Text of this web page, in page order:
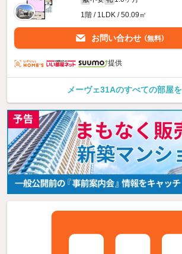
1階 / 1LDK / 50.09㎡
お問い合わせ （無料）
提供
メーヴェ31Aのすべての部屋